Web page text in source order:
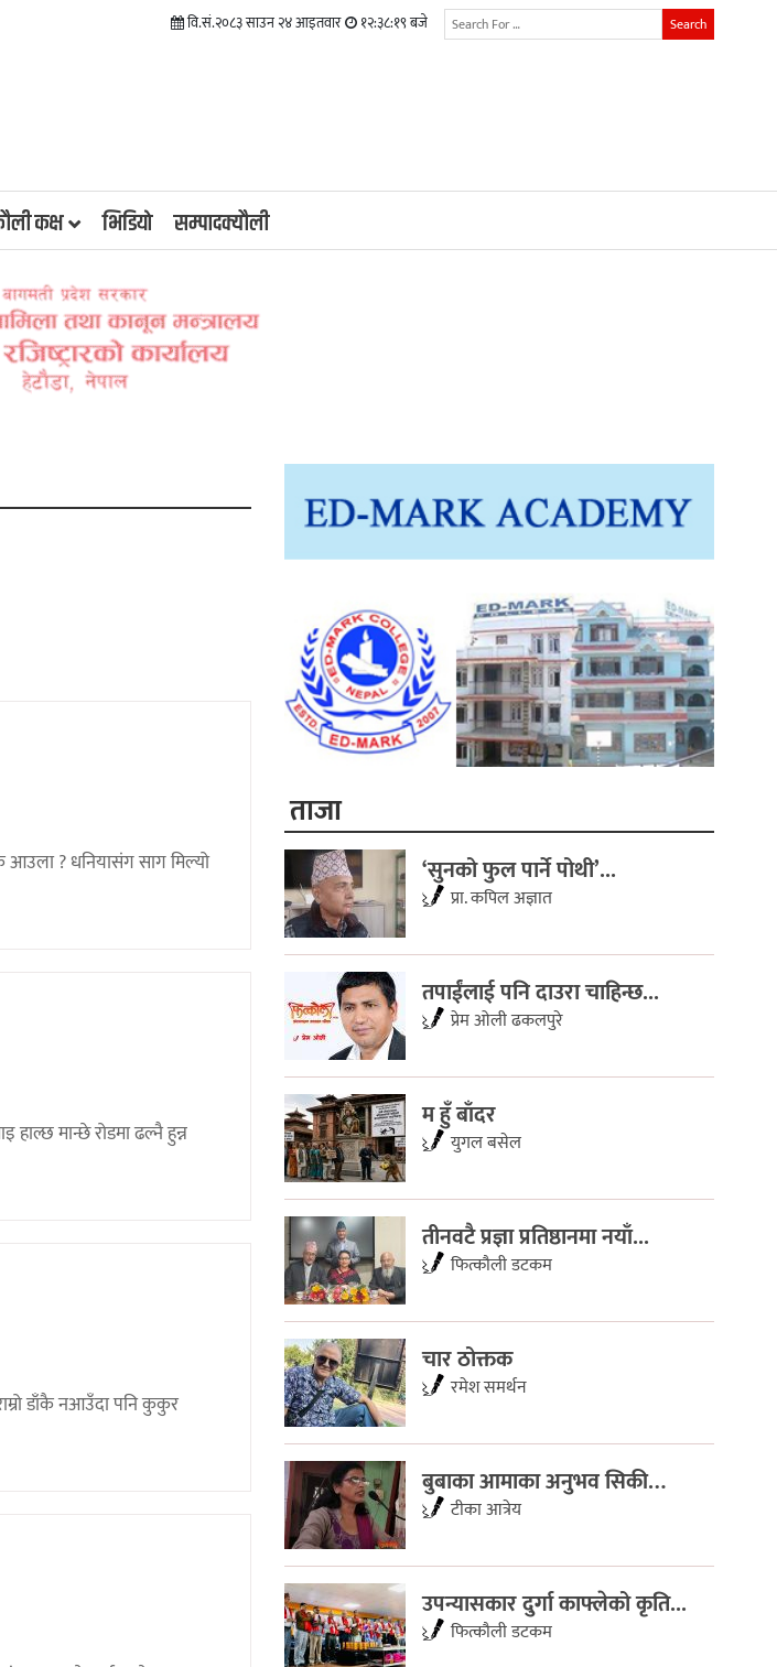
Search
वि.सं.२०८३ साउन २४ आइतवार १२:३८:२० बजे
कक्ष भिडियाे सम्पादक्यौली
? धनियासंग साग मिल्यो
हाल्छ मान्छे रोडमा ढल्नै हुन्न
डाँकै नआउँदा पनि कुकुर
ताजा
‘सुनको फुल पार्ने पोथी’...
प्रा. कपिल अज्ञात
तपाईंलाई पनि दाउरा चाहिन्छ...
प्रेम ओली ढकलपुरे
म हुँ बाँदर
युगल बसेल
तीनवटै प्रज्ञा प्रतिष्ठानमा नयाँ...
फित्काैली डटकम
चार ठोक्तक
रमेश समर्थन
बुबाका आमाका अनुभव सिकी…
टीका आत्रेय
उपन्यासकार दुर्गा काफ्लेको कृति...
फित्काैली डटकम